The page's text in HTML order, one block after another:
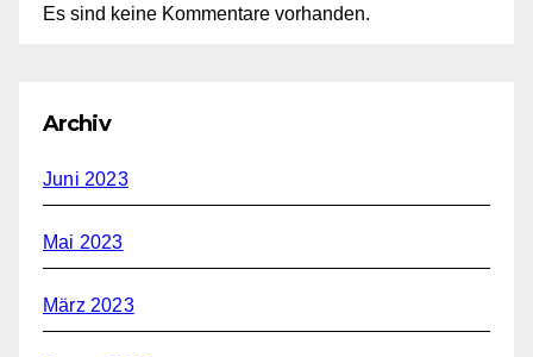
Es sind keine Kommentare vorhanden.
Archiv
Juni 2023
Mai 2023
März 2023